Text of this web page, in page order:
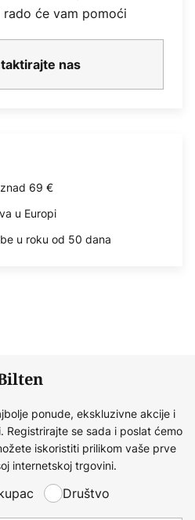
rado će vam pomoći
nas
69 €
u Europi
u roku od 50 dana
ponude, ekskluzivne akcije i
Registrirajte se sada i poslat ćemo
iskoristiti prilikom vaše prve
internetskoj trgovini.
Društvo